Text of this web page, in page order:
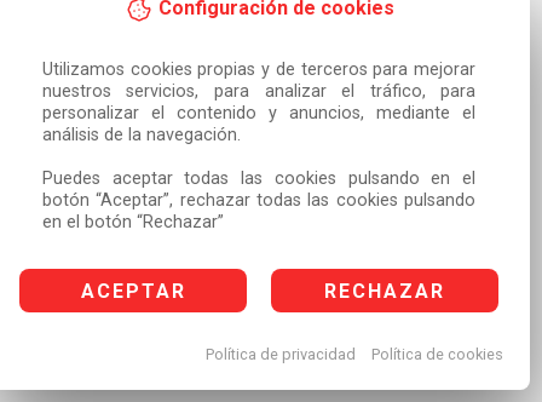
Configuración de cookies
Utilizamos cookies propias y de terceros para mejorar
nuestros servicios, para analizar el tráfico, para
personalizar el contenido y anuncios, mediante el
análisis de la navegación.
Puedes aceptar todas las cookies pulsando en el
botón “Aceptar”, rechazar todas las cookies pulsando
en el botón “Rechazar”
ACEPTAR RECHAZAR
Política de privacidad Política de cookies